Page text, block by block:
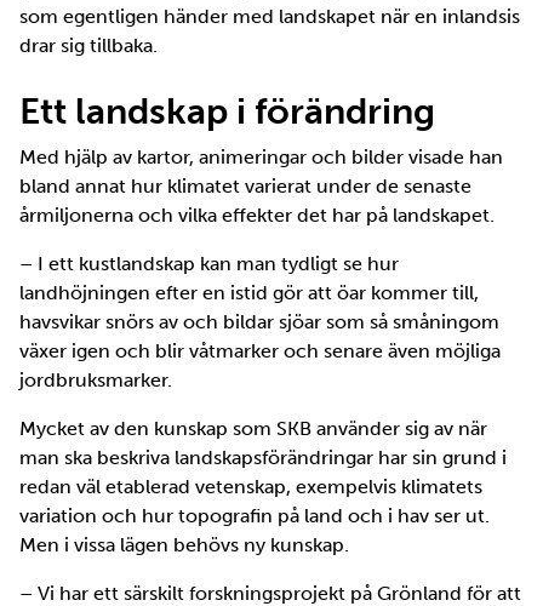
som egentligen händer med landskapet när en inlandsis
drar sig tillbaka.
Ett landskap i förändring
Med hjälp av kartor, animeringar och bilder visade han
bland annat hur klimatet varierat under de senaste
årmiljonerna och vilka effekter det har på landskapet.
– I ett kustlandskap kan man tydligt se hur
landhöjningen efter en istid gör att öar kommer till,
havsvikar snörs av och bildar sjöar som så småningom
växer igen och blir våtmarker och senare även möjliga
jordbruksmarker.
Mycket av den kunskap som SKB använder sig av när
man ska beskriva landskapsförändringar har sin grund i
redan väl etablerad vetenskap, exempelvis klimatets
variation och hur topografin på land och i hav ser ut.
Men i vissa lägen behövs ny kunskap.
– Vi har ett särskilt forskningsprojekt på Grönland för att